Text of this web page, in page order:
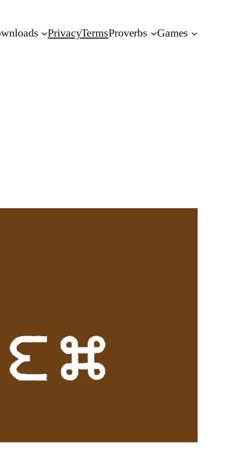
PrivacyTermsProverbs Games